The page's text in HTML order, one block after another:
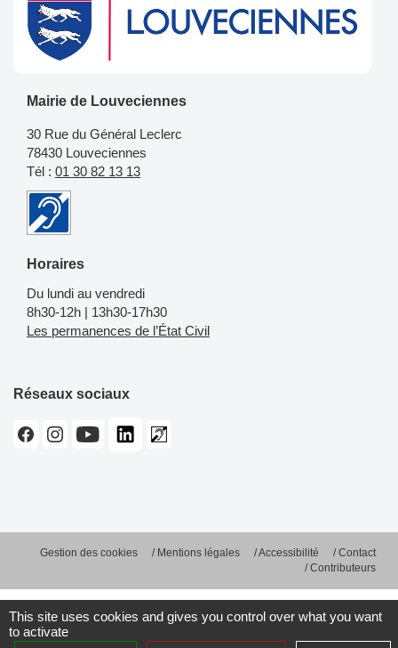
Mairie de Louveciennes
30 Rue du Général Leclerc
78430 Louveciennes
Tél : 01 30 82 13 13
Horaires
Du lundi au vendredi
8h30-12h | 13h30-17h30
Les permanences de l’État Civil
Réseaux sociaux
Gestion des cookies Mentions légales Accessibilité
Contact
Contributeurs
This site uses cookies and gives you control over what you want
to activate